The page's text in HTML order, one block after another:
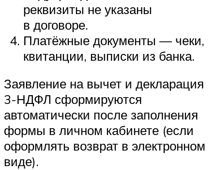
реквизиты не указаны
в договоре.
Платёжные документы — чеки,
квитанции, выписки из банка.
Заявление на вычет и декларация
3-НДФЛ сформируются
автоматически после заполнения
формы в личном кабинете (если
оформлять возврат в электронном
виде).